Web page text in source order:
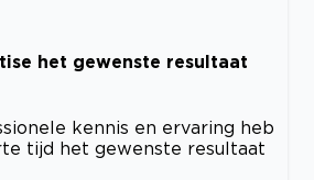
het gewenste resultaat
kennis en ervaring heb
tijd het gewenste resultaat